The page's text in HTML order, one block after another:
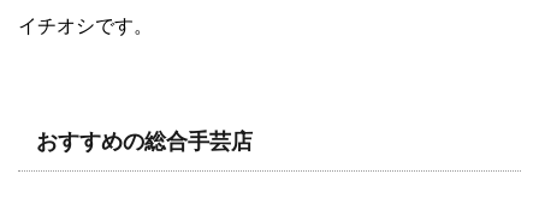
イチオシです。
おすすめの総合手芸店